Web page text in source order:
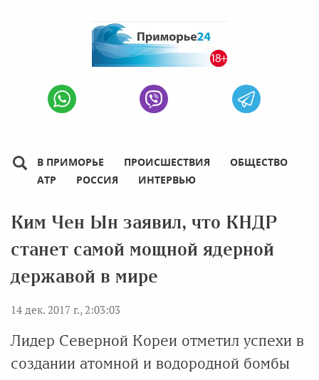
В ПРИМОРЬЕ ПРОИСШЕСТВИЯ
ОБЩЕСТВО
АТР
РОССИЯ ИНТЕРВЬЮ
Ким Чен Ын заявил, что КНДР
станет самой мощной ядерной
державой в мире
14 дек. 2017 г., 2:03:03
Лидер Северной Кореи отметил успехи в
создании атомной и водородной бомбы